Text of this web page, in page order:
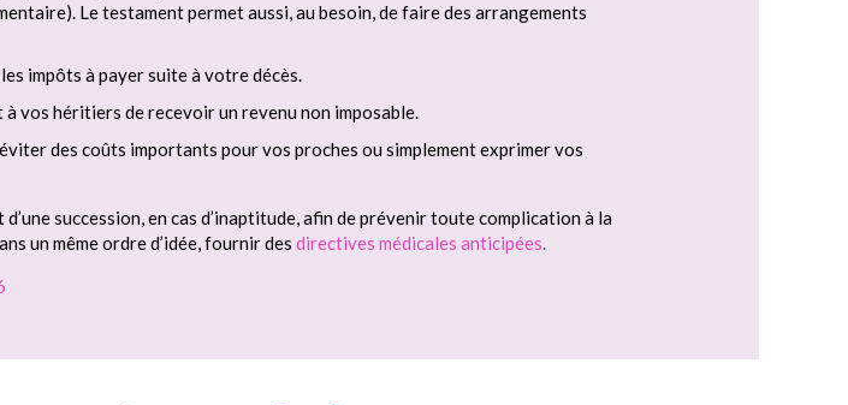
Le testament permet aussi, au besoin, de faire des arrangements
impôts à payer suite à votre décès.
vos héritiers de recevoir un revenu non imposable.
des coûts importants pour vos proches ou simplement exprimer vos
succession, en cas d’inaptitude, afin de prévenir toute complication à la
un même ordre d’idée, fournir des directives médicales anticipées.